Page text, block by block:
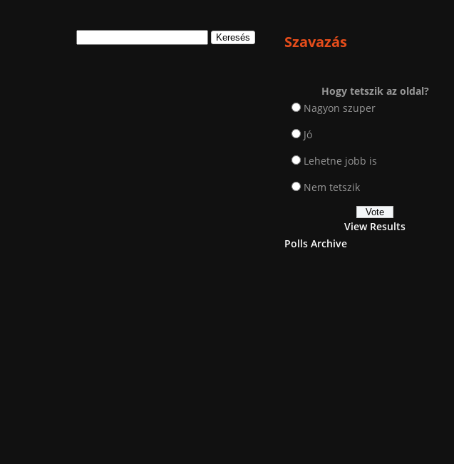
Szavazás
Hogy tetszik az oldal?
Nagyon szuper
Jó
Lehetne jobb is
Nem tetszik
View Results
Polls Archive